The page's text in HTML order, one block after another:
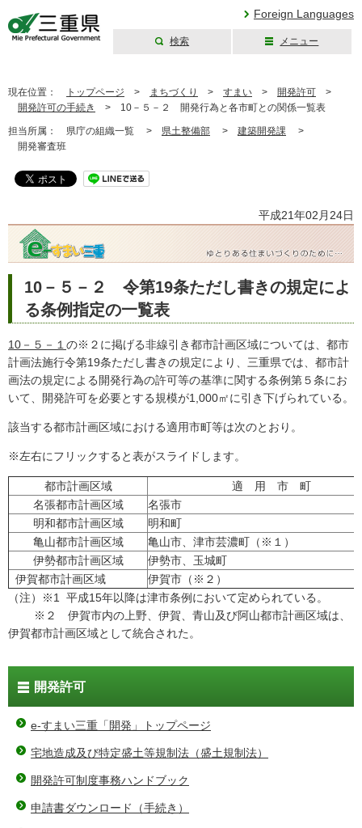
Foreign Languages
検索 メニュー
現在位置： トップページ > まちづくり > すまい > 開発許可 >
開発許可の手続き
> 10－５－２ 開発行為と各市町との関係一覧表
担当所属： 県庁の組織一覧 > 県土整備部 > 建築開発課 >
開発審査班
平成21年02月24日
10－５－２ 令第19条ただし書きの規定によ
る条例指定の一覧表
10－５－１ の※２に掲げる非線引き都市計画区域については、都市
計画法施行令第19条ただし書きの規定により、三重県では、都市計
画法の規定による開発行為の許可等の基準に関する条例第５条にお
いて、開発許可を必要とする規模が1,000㎡に引き下げられている。
該当する都市計画区域における適用市町等は次のとおり。
※左右にフリックすると表がスライドします。
都市計画区域
適 用 市 町
名張都市計画区域
名張市
明和都市計画区域
明和町
亀山都市計画区域
亀山市、津市芸濃町（※１）
伊勢都市計画区域
伊勢市、玉城町
伊賀都市計画区域
伊賀市（※２）
（注）※1 平成15年以降は津市条例において定められている。
※２ 伊賀市内の上野、伊賀、青山及び阿山都市計画区域は、
伊賀都市計画区域として統合された。
開発許可
e-すまい三重「開発」トップページ
宅地造成及び特定盛土等規制法（盛土規制法）
開発許可制度事務ハンドブック
申請書ダウンロード（手続き）